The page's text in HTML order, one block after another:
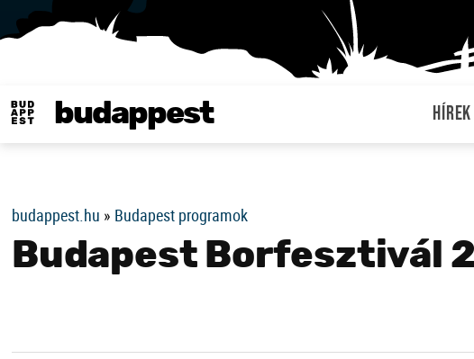
budappest Hírek
budappest.hu » Budapest programok
Budapest Borfesztivál